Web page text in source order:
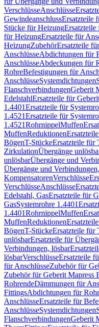
VerschlüsseAnschlüsse
GewindeanschlussErsatzteile
Stücke für Heizung
für HeizungErsatzteile für
HeizungZubehörErsatzteile
AnschlüsseAbdichtungen für
AnschlüsseAbdeckungen für
RohreBefestigungen für
AnschlüsseSystemdichtungen
FlanschverbindungenGeberit
EdelstahlErsatzteile für
1.4401Ersatzteile für
1.4521Ersatzteile für
1.4521RohrnippelMuffen
MuffenReduktionen
BögenT-StückeErsatzteile für
ZirkulationÜbergänge
unlösbarÜbergänge und
Übergänge und
KompensatorenVerschlüsse
VerschlüsseAnschlüsse
Edelstahl, GasErsatzteile für
GasSystemrohre 1.4401
1.4401RohrnippelMuffen
MuffenReduktionen
BögenT-StückeErsatzteile für
unlösbarErsatzteile für
Verbindungen, lösbar
lösbarVerschlüsseErsatzteile
für AnschlüsseZubehör für
Zubehör für Geberit Mapress
RohrendeDämmungen für
FittingsAbdichtungen für
AnschlüsseErsatzteile für
AnschlüsseSystemdichtungen
FlanschverbindungenGeberit